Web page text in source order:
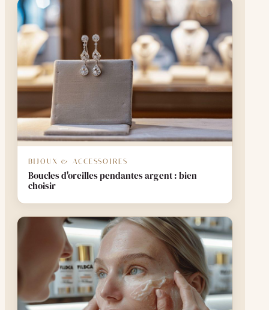
BIJOUX & ACCESSOIRES
Boucles d'oreilles pendantes argent : bien
choisir